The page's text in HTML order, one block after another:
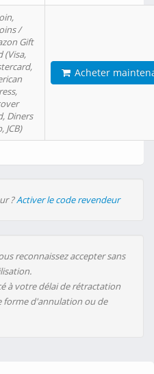
/
Gift
(Visa,
Diners
JCB)
Acheter
?Activer le code revendeur
reconnaissez accepter sans
à votre délai de rétractation
forme d'annulation ou de